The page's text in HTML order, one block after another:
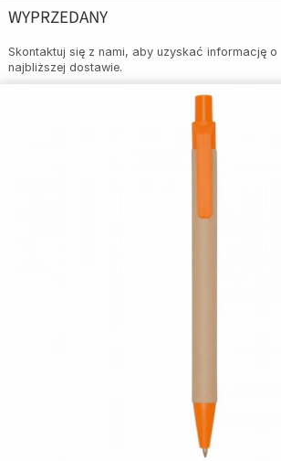
WYPRZEDANY
Skontaktuj się z nami, aby uzyskać informację o
najbliższej dostawie.